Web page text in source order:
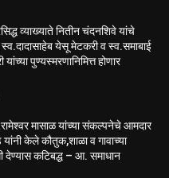
व्याख्याते नितीन चंदनशिवे यांचे
स्व.दादासाहेब येसू मेटकरी व स्व.समाबाई
यांच्या पुण्यस्मरणानिमित्त होणार
मासाळ यांच्या संकल्पनेचे आमदार
केले कौतुक,शाळा व गावाच्या
देण्यास कटिबद्ध – आ. समाधान